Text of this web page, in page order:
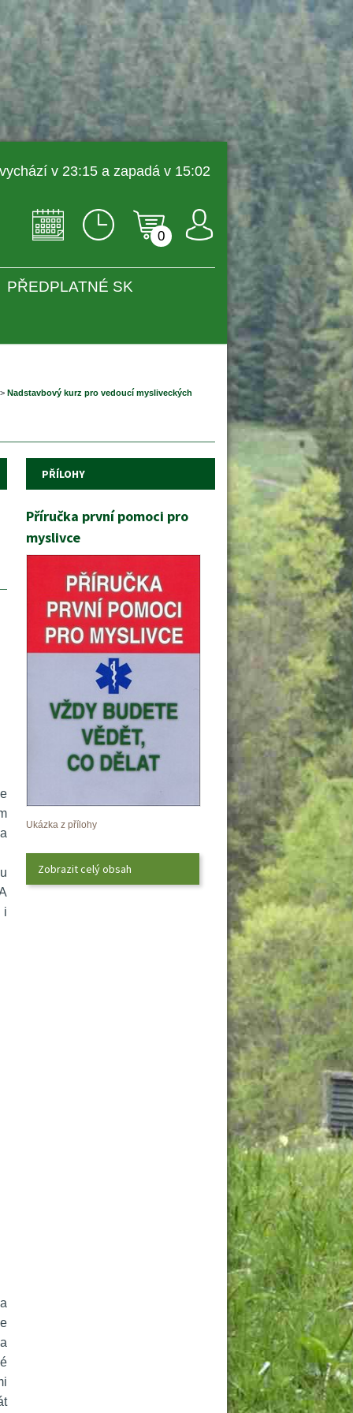
vychází v 23:15 a zapadá v 15:02
0
PŘEDPLATNÉ SK
> Nadstavbový kurz pro vedoucí mysliveckých
i
PŘÍLOHY
Příručka první pomoci pro
myslivce
Ukázka z přílohy
Zobrazit celý obsah